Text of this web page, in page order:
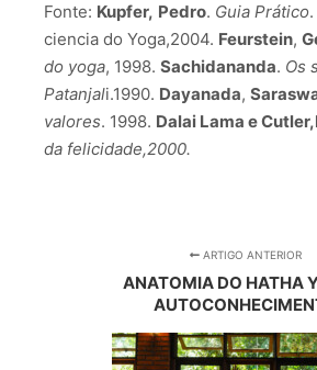
Fonte: Kupfer, Pedro. Guia Prático
ciencia do Yoga,2004. Feurstein,
do yoga, 1998. Sachidananda. Os
Patanjali.1990. Dayanada,
valores. 1998. Dalai Lama e
da felicidade,2000.
ARTIGO ANTERIOR
ANATOMIA DO HATHA